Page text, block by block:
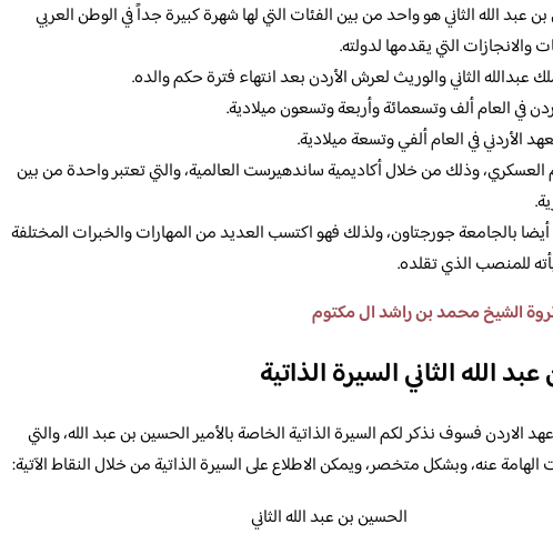
بن عبد الله الثاني هو واحد من بين الفئات التي لها شهرة كبيرة جداً في الوطن العربي
التي يقدمها لدولته.
عبدالله الثاني والوريث لعرش الأردن بعد انتهاء فترة حكم والده.
في العام ألف وتسعمائة وأربعة وتسعون ميلادية.
الأردني في العام ألفي وتسعة ميلادية.
العسكري، وذلك من خلال أكاديمية ساندهيرست العالمية، والتي تعتبر واحدة من بين
أيضا بالجامعة جورجتاون، ولذلك فهو اكتسب العديد من المهارات والخبرات المختلفة
للمنصب الذي تقلده.
الشيخ محمد بن راشد ال مكتوم
الله الثاني السيرة الذاتية
الاردن فسوف نذكر لكم السيرة الذاتية الخاصة بالأمير الحسين بن عبد الله، والتي
عنه، وبشكل متخصر، ويمكن الاطلاع على السيرة الذاتية من خلال النقاط الآتية:
الحسين بن عبد الله الثاني